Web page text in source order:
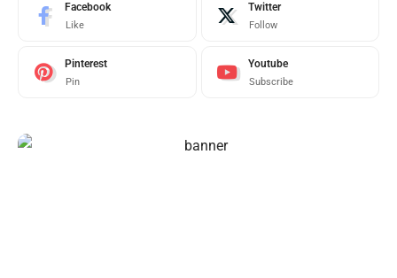
Facebook
Like
Twitter
Follow
Pinterest
Pin
Youtube
Subscribe